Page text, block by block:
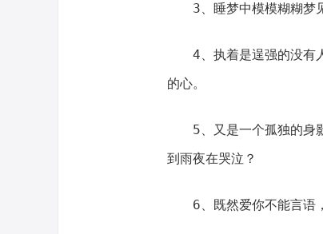
3、睡梦中模模糊糊梦
4、执着是逞强的没有
的心。
5、又是一个孤独的身
到雨夜在哭泣？
6、既然爱你不能言语